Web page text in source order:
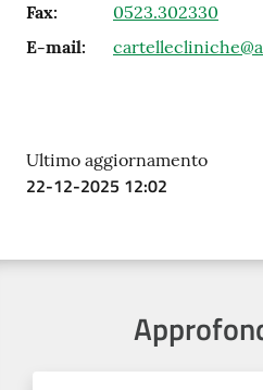
Fax:
0523.302330
E-mail:
Ultimo aggiornamento
22-12-2025 12:02